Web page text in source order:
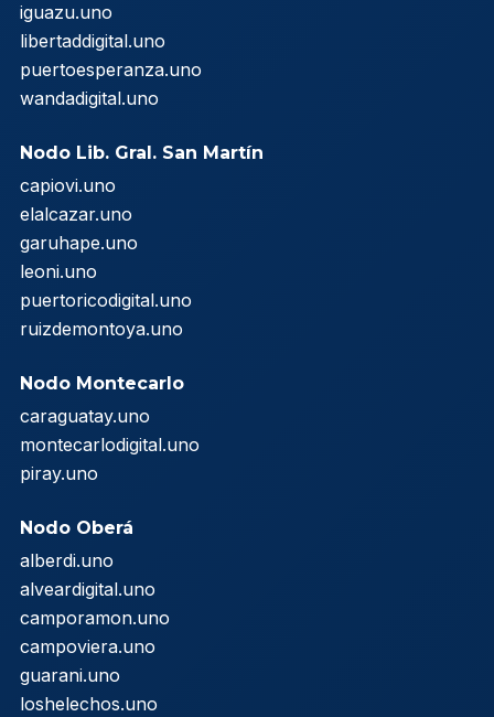
iguazu.uno
libertaddigital.uno
puertoesperanza.uno
wandadigital.uno
Nodo Lib. Gral. San Martín
capiovi.uno
elalcazar.uno
garuhape.uno
leoni.uno
puertoricodigital.uno
ruizdemontoya.uno
Nodo Montecarlo
caraguatay.uno
montecarlodigital.uno
piray.uno
Nodo Oberá
alberdi.uno
alveardigital.uno
camporamon.uno
campoviera.uno
guarani.uno
loshelechos.uno